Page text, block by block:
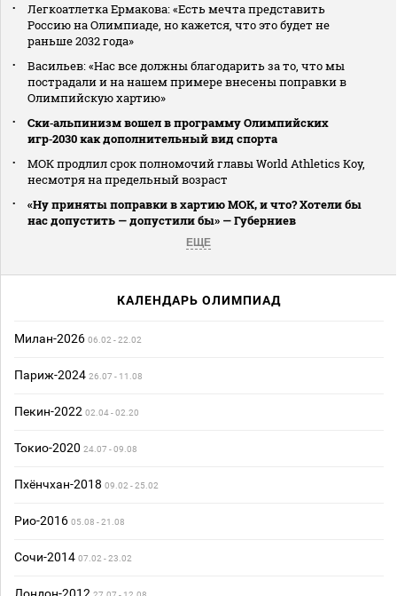
Легкоатлетка Ермакова: «Есть мечта представить
Россию на Олимпиаде, но кажется, что это будет не
раньше 2032 года»
Васильев: «Нас все должны благодарить за то, что мы
пострадали и на нашем примере внесены поправки в
Олимпийскую хартию»
Ски‑альпинизм вошел в программу Олимпийских
игр‑2030 как дополнительный вид спорта
МОК продлил срок полномочий главы World Athletics Коу,
несмотря на предельный возраст
«Ну приняты поправки в хартию МОК, и что? Хотели бы
нас допустить — допустили бы» — Губерниев
ЕЩЕ
КАЛЕНДАРЬ ОЛИМПИАД
Милан-2026 06.02 - 22.02
Париж-2024 26.07 - 11.08
Пекин-2022 02.04 - 02.20
Токио-2020 24.07 - 09.08
Пхёнчхан-2018 09.02 - 25.02
Рио-2016 05.08 - 21.08
Сочи-2014 07.02 - 23.02